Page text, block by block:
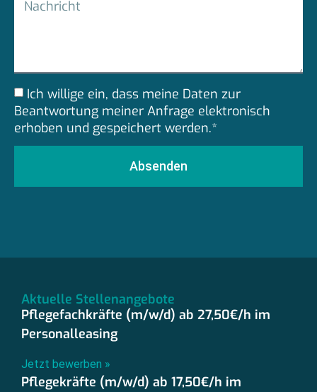
Ich willige ein, dass meine Daten zur
Beantwortung meiner Anfrage elektronisch
erhoben und gespeichert werden.*
Absenden
Aktuelle Stellenangebote
Pflegefachkräfte (m/w/d) ab 27,50€/h im
Personalleasing
Jetzt bewerben »
Pflegekräfte (m/w/d) ab 17,50€/h im